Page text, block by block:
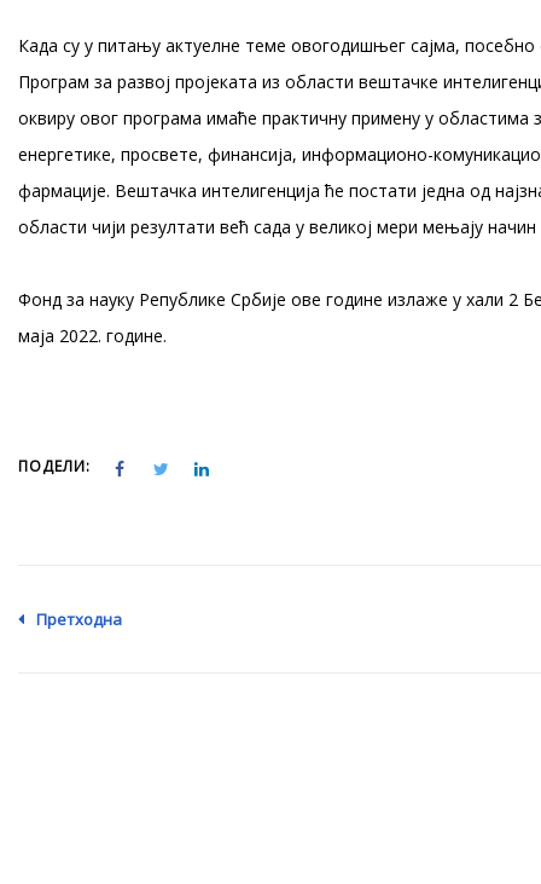
Када су у питању актуелне теме овогодишњег сајма,
Програм за развој пројеката из области вештачке
оквиру овог програма имаће практичну примену у областима
енергетике, просвете, финансија, информационо-
фармације. Вештачка интелигенција ће постати једна од
области чији резултати већ сада у великој мери мењају
Фонд за науку Републике Србије ове године излаже у хали 2
маја 2022. године.
ПОДЕЛИ:
Претходна